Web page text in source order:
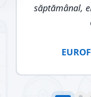
săptămânal,